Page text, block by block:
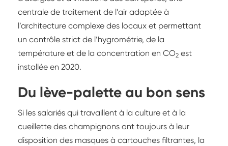
centrale de traitement de l’air adaptée à
l’architecture complexe des locaux et permettant
un contrôle strict de l’hygrométrie, de la
température et de la concentration en CO2 est
installée en 2020.
Du lève-palette au bon sens
Si les salariés qui travaillent à la culture et à la
cueillette des champignons ont toujours à leur
disposition des masques à cartouches filtrantes, la